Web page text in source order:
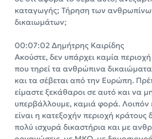
καταγωγής; Τήρηση των
δικαιωμάτων;
00:07:02 Δημήτρης Καιρίδης
Ακούστε, δεν υπάρχει καμία
που τηρεί τα ανθρώπινα
και τα σέβεται από την Ευρώπη.
είμαστε ξεκάθαροι σε αυτό και να
υπερβάλλουμε, καμιά φορά.
είναι η κατεξοχήν περιοχή κράτους
πολύ ισχυρά δικαστήρια και με